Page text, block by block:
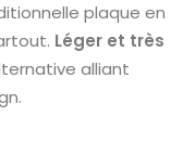
plaque en
Léger et très
alliant